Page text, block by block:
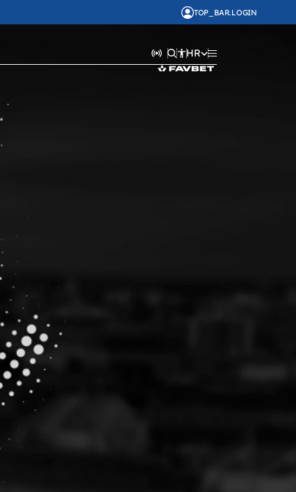
TOP_BAR.LOGIN
HR